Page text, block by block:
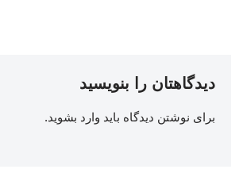
دیدگاهتان را بنویسید
برای نوشتن دیدگاه باید وارد بشوید.